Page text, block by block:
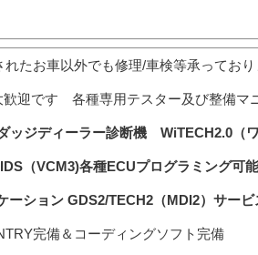
れたお車以外でも修理/車検等承ってお
歓迎です 各種専用テスター及び整備マ
ッジディーラー診断機 WiTECH2.0（
IDS（VCM3)各種ECUプログラミング可
ーション GDS2/TECH2（MDI2）サー
完備＆コーディングソフト完備